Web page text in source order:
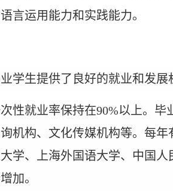
言运用能力和实践能力。
学生提供了良好的就业和发展
性就业率保持在90%以上。毕
机构、文化传媒机构等。每年
学、
上海外国语大学、中国
加。